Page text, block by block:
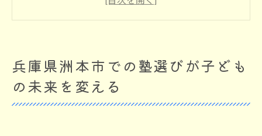
地域コミュニティとの連携がもたらすメリ
ット
兵庫県洲本市での塾選びが子ども
の未来を変える